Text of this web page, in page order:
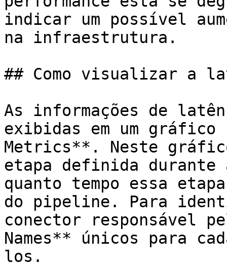
indicar um possível
na infraestrutura.
## Como visualizar a
As informações de
exibidas em um
Metrics**. Neste
etapa definida
quanto tempo essa
do pipeline. Para
conector responsável
Names** únicos para
los.